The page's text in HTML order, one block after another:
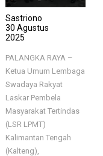
Sastriono
30 Agustus
2025
PALANGKA RAYA –
Ketua Umum Lembaga
Swadaya Rakyat
Laskar Pembela
Masyarakat Tertindas
(LSR LPMT)
Kalimantan Tengah
(Kalteng),